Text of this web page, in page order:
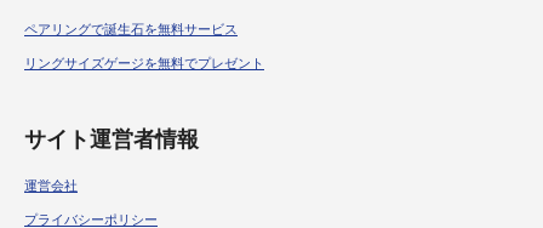
ペアリングで誕生石を無料サービス
リングサイズゲージを無料でプレゼント
サイト運営者情報
運営会社
プライバシーポリシー